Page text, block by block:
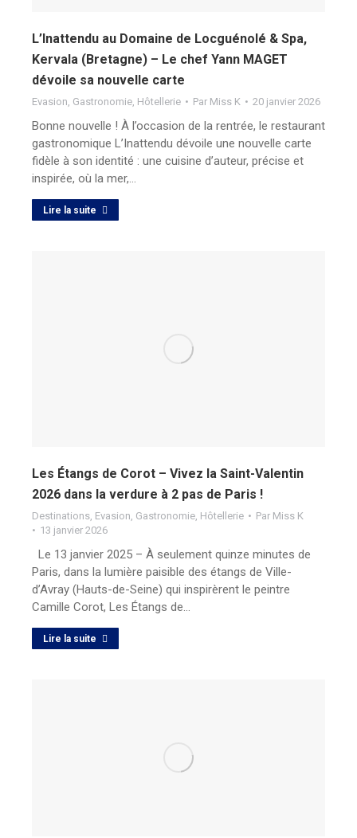
L’Inattendu au Domaine de Locguénolé & Spa,
Kervala (Bretagne) – Le chef Yann MAGET
dévoile sa nouvelle carte
Evasion Gastronomie Hôtellerie Par Miss K 20 janvier 2026
Bonne nouvelle ! À l’occasion de la rentrée, le restaurant
gastronomique L’Inattendu dévoile une nouvelle carte
fidèle à son identité : une cuisine d’auteur, précise et
inspirée, où la mer,…
Lire la suite
Les Étangs de Corot – Vivez la Saint-Valentin
2026 dans la verdure à 2 pas de Paris !
Destinations, Evasion, Gastronomie, Hôtellerie Par Miss K
13 janvier 2026
Le 13 janvier 2025 – À seulement quinze minutes de
Paris, dans la lumière paisible des étangs de Ville-
d’Avray (Hauts-de-Seine) qui inspirèrent le peintre
Camille Corot, Les Étangs de…
Lire la suite